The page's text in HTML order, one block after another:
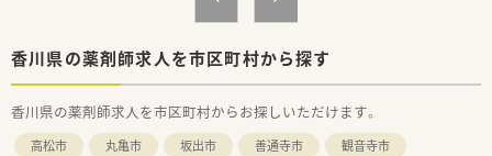
香川県の薬剤師求人を市区町村から探す
香川県の薬剤師求人を市区町村からお探しいただけます。
高松市 丸亀市 坂出市 善通寺市
観音寺市